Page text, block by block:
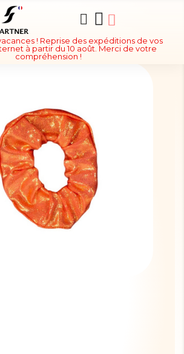
! Reprise des expéditions de vos
à partir du 10 août. Merci de votre
compréhension !